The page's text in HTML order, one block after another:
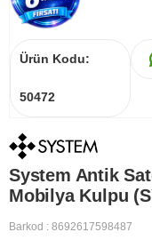
Ürün Kodu:
50472
System Antik
Mobilya Kulpu
Barkod : 8692617598487